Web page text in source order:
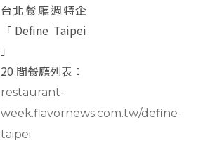
台北餐廳週特企
「Define Taipei
」
20 間餐廳列表：
restaurant-
week.flavornews.com.tw/define-
taipei